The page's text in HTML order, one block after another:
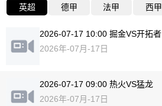
英超 德甲 法甲 西甲
2026-07-17 10:00 掘金VS开拓者
2026年-07月-17日
2026-07-17 09:00 热火VS猛龙
2026年-07月-17日